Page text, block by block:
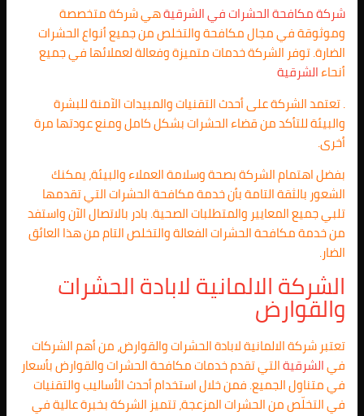
شركة مكافحة الحشرات فيالشرقيةهي شركة متخصصة
وموثوقة في مجال مكافحة والتخلص من جميع أنواع الحشرات
الضارة. توفر الشركة خدمات متميزة وفعالة لعملائها في جميع
أنحاءالشرقية
. تعتمد الشركة على أحدث التقنيات والمبيدات الآمنة للبشرة
والبيئة للتأكد من قضاء الحشرات بشكل كامل ومنع عودتها مرة
أخرى.
بفضل اهتمام الشركة بصحة وسلامة العملاء والبيئة، يمكنك
الشعور بالثقة التامة بأن خدمة مكافحة الحشرات التي تقدمها
تلبي جميع المعايير والمتطلبات الصحية. بادر بالاتصال الآن واستفد
من خدمة مكافحة الحشرات الفعالة والتخلص التام من هذا العائق
الضار.
الشركة الالمانية لابادة الحشرات
والقوارض
تعتبر شركة الالمانية لابادة الحشرات والقوارض، من أهم الشركات
فيالشرقيةالتي تقدم خدمات مكافحة الحشرات والقوارض بأسعار
في متناول الجميع. فمن خلال استخدام أحدث الأساليب والتقنيات
في التخلّص من الحشرات المزعجة، تتميز الشركة بخبرة عالية في